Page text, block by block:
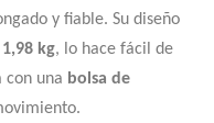
y fiable. Su diseño
1,98 kg, lo hace fácil de
con una bolsa de